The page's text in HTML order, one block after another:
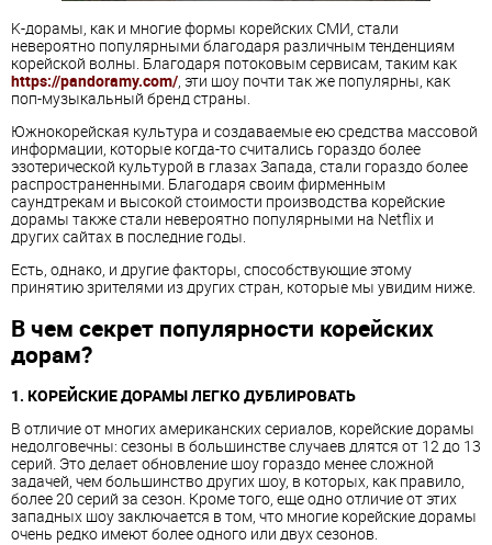
K-дорамы, как и многие формы корейских СМИ, стали
невероятно популярными благодаря различным тенденциям
корейской волны. Благодаря потоковым сервисам, таким как
https://pandoramy.com/, эти шоу почти так же популярны, как
поп-музыкальный бренд страны.
Южнокорейская культура и создаваемые ею средства массовой
информации, которые когда-то считались гораздо более
эзотерической культурой в глазах Запада, стали гораздо более
распространенными. Благодаря своим фирменным
саундтрекам и высокой стоимости производства корейские
дорамы также стали невероятно популярными на Netflix и
других сайтах в последние годы.
Есть, однако, и другие факторы, способствующие этому
принятию зрителями из других стран, которые мы увидим ниже.
В чем секрет популярности корейских
дорам?
1. КОРЕЙСКИЕ ДОРАМЫ ЛЕГКО ДУБЛИРОВАТЬ
В отличие от многих американских сериалов, корейские дорамы
недолговечны: сезоны в большинстве случаев длятся от 12 до 13
серий. Это делает обновление шоу гораздо менее сложной
задачей, чем большинство других шоу, в которых, как правило,
более 20 серий за сезон. Кроме того, еще одно отличие от этих
западных шоу заключается в том, что многие корейские дорамы
очень редко имеют более одного или двух сезонов.